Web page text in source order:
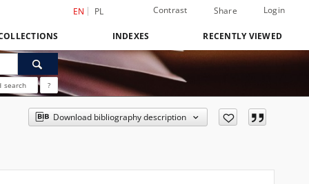
EN PL Contrast Share Login
INDEXES RECENTLY VIEWED
search ?
Download bibliography description